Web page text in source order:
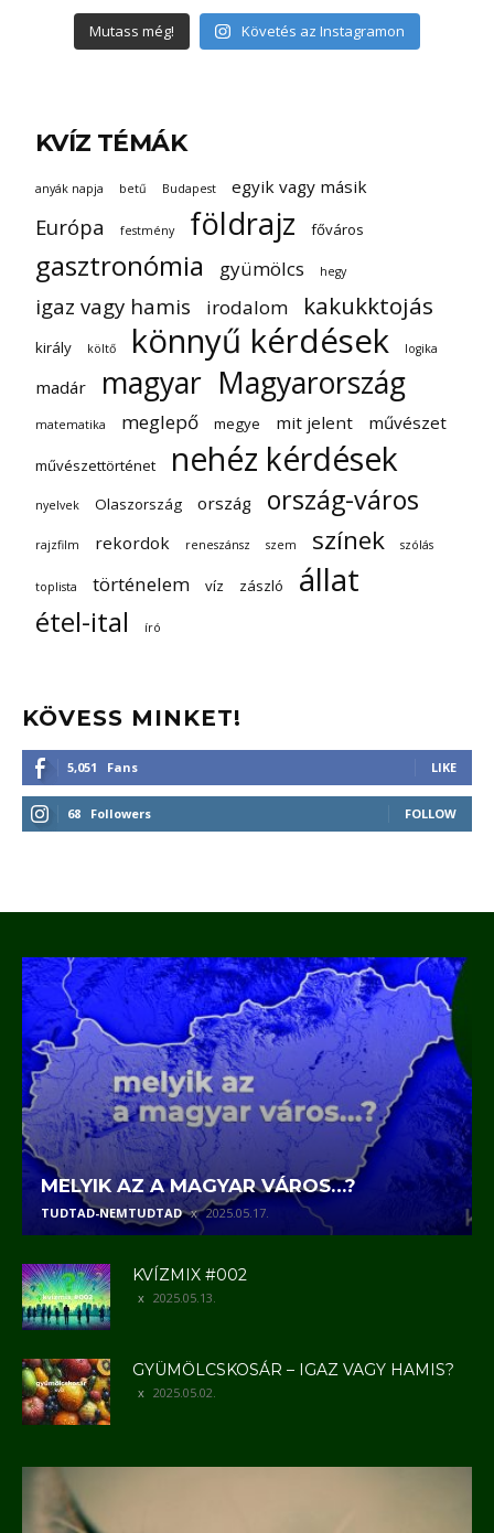
Mutass még! Követés az Instagramon
KVÍZ TÉMÁK
anyák napja betű Budapest egyik vagy másik
Európa festmény földrajz főváros
gasztronómia gyümölcs hegy
igaz vagy hamis irodalom kakukktojás
király költő könnyű kérdések logika
madár magyar Magyarország
matematika meglepő megye mit jelent művészet
művészettörténet nehéz kérdések
nyelvek Olaszország ország ország-város
rajzfilm rekordok reneszánsz szem színek szólás
toplista történelem víz zászló állat
étel-ital író
KÖVESS MINKET!
5,051 Fans LIKE
68 Followers FOLLOW
MELYIK AZ A MAGYAR VÁROS…?
TUDTAD-NEMTUDTAD 2025.05.17.
KVÍZMIX #002
2025.05.13.
GYÜMÖLCSKOSÁR – IGAZ VAGY HAMIS?
2025.05.02.